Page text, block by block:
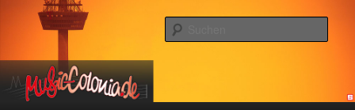
music-colonia
Colonia und Musik!